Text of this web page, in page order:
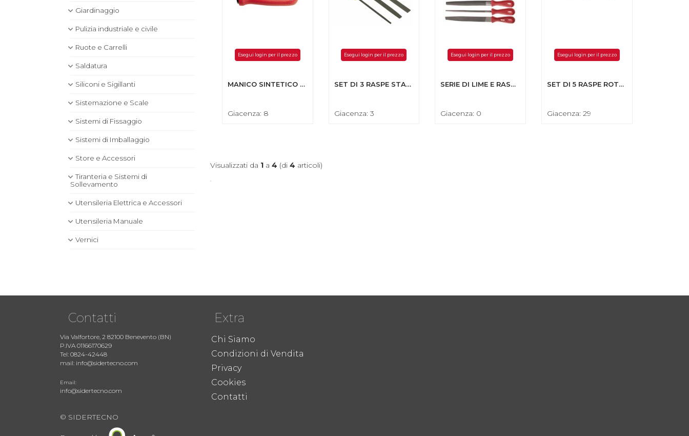
Giardinaggio
Pulizia industriale e civile
Ruote e Carrelli
Saldatura
Siliconi e Sigillanti
Sistemazione e Scale
Sistemi di Fissaggio
Sistemi di Imballaggio
Store e Accessori
Tiranteria e Sistemi di
Sollevamento
Utensileria Elettrica e Accessori
Utensileria Manuale
Vernici
Esegui login per il prezzo
MANICO SINTETICO PER LIMA 12 CM
Giacenza: 8
Esegui login per il prezzo
SET DI 3 RASPE STANLEY
Giacenza: 3
Esegui login per il prezzo
SERIE DI LIME E RASPE (6 PEZZI)
Giacenza: 0
Esegui login per il prezzo
SET DI 5 RASPE ROTATIVE
Giacenza: 29
Visualizzati da 1a 4 (di 4 articoli)
Contatti
Via Valfortore, 2 82100 Benevento (BN)
P.IVA 01166170629
Tel: 0824-42448
mail: info@sidertecno.com
Email:
info@sidertecno.com
Extra
Chi Siamo
Condizioni di Vendita
Privacy
Cookies
Contatti
© SIDERTECNO